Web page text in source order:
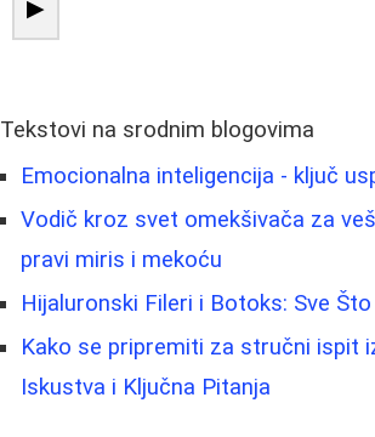
▶
Tekstovi na srodnim blogovima
Emocionalna inteligencija - ključ
Vodič kroz svet omekšivača za
pravi miris i mekoću
Hijaluronski Fileri i Botoks: Sve
Kako se pripremiti za stručni ispit
Iskustva i Ključna Pitanja